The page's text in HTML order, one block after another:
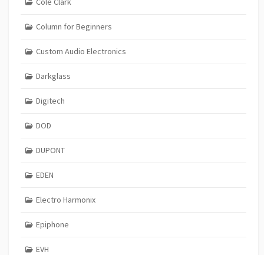
Column for Beginners
Custom Audio Electronics
Darkglass
Digitech
DOD
DUPONT
EDEN
Electro Harmonix
Epiphone
EVH